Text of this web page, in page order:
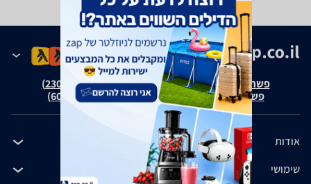
פשרה בת"צ אבנצ'יק נ' זאפ גרופ (ת"צ 23008-08-20)
פשרה בת"צ כהנים נ' זאפ גרופ (ת"צ 60371-12-19)
אודות
שימושי